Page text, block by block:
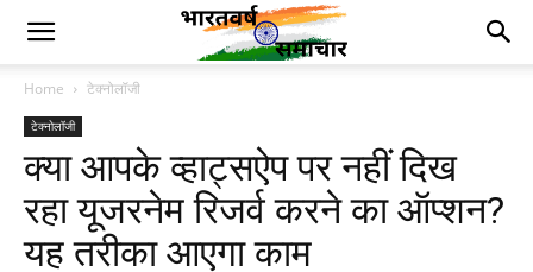
Home टेक्नोलॉजी
टेक्नोलॉजी
क्या आपके व्हाट्सऐप पर नहीं दिख
रहा यूजरनेम रिजर्व करने का ऑप्शन?
यह तरीका आएगा काम